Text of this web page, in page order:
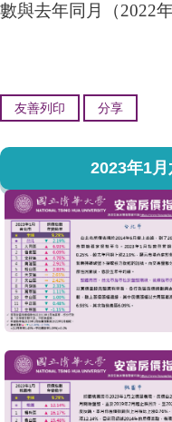
數與去年同月（2022
友善列印 分享
2023年1